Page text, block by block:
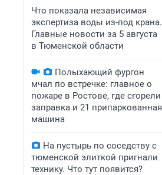
Что показала независимая
экспертиза воды из-под крана.
Главные новости за 5 августа
в Тюменской области
Полыхающий фургон
мчал по встречке: главное о
пожаре в Ростове, где сгорели
заправка и 21 припаркованная
машина
На пустырь по соседству с
тюменской элиткой пригнали
технику. Что тут появится?